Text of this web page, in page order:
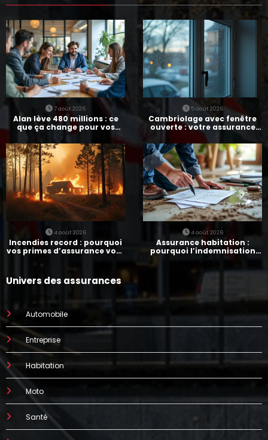
7 août 2026
Alan lève 480 millions : ce
que ça change pour vos
assurances
5 août 2026
Cambriolage avec fenêtre
ouverte : votre assurance
paie-t-elle ?
4 août 2026
Incendies record : pourquoi
vos primes d’assurance vont
4 août 2026
Assurance habitation :
pourquoi l’indemnisation
prend parfois 7 mois
Univers des assurances
Automobile
Entreprise
Habitation
Moto
Santé